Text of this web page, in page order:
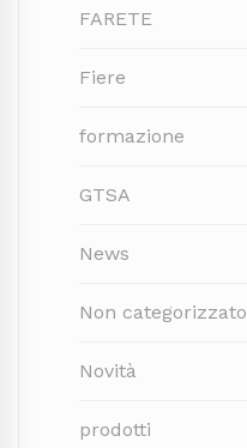
FARETE
Fiere
formazione
GTSA
News
Non categorizzato
Novità
prodotti